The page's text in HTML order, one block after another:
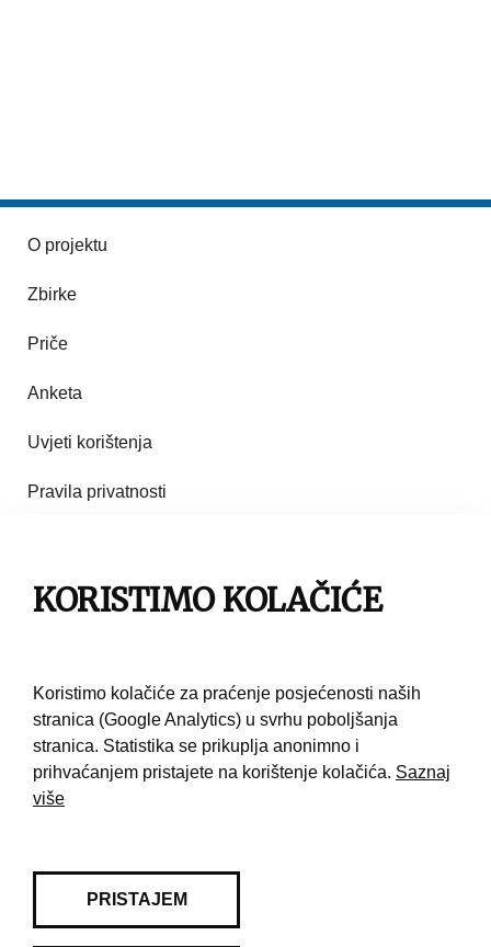
O projektu
Zbirke
Priče
Anketa
Uvjeti korištenja
Pravila privatnosti
Pravila korištenja
KORISTIMO KOLAČIĆE
Koristimo kolačiće za praćenje posjećenosti naših
stranica (Google Analytics) u svrhu poboljšanja
stranica. Statistika se prikuplja anonimno i
prihvaćanjem pristajete na korištenje kolačića. Saznaj
više
PRISTAJEM